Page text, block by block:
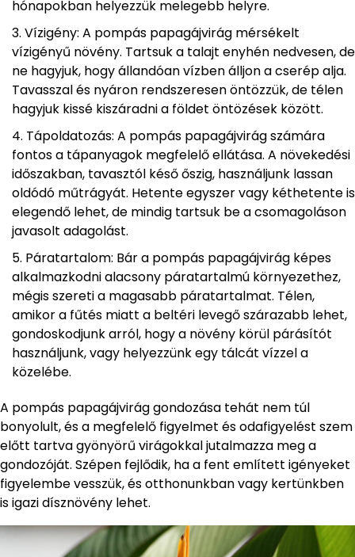
hónapokban helyezzük melegebb helyre.
Vízigény: A pompás papagájvirág mérsékelt
vízigényű növény. Tartsuk a talajt enyhén nedvesen, de
ne hagyjuk, hogy állandóan vízben álljon a cserép alja.
Tavasszal és nyáron rendszeresen öntözzük, de télen
hagyjuk kissé kiszáradni a földet öntözések között.
Tápoldatozás: A pompás papagájvirág számára
fontos a tápanyagok megfelelő ellátása. A növekedési
időszakban, tavasztól késő őszig, használjunk lassan
oldódó műtrágyát. Hetente egyszer vagy kéthetente is
elegendő lehet, de mindig tartsuk be a csomagoláson
javasolt adagolást.
Páratartalom: Bár a pompás papagájvirág képes
alkalmazkodni alacsony páratartalmú környezethez,
mégis szereti a magasabb páratartalmat. Télen,
amikor a fűtés miatt a beltéri levegő szárazabb lehet,
gondoskodjunk arról, hogy a növény körül párásítót
használjunk, vagy helyezzünk egy tálcát vízzel a
közelébe.
A pompás papagájvirág gondozása tehát nem túl
bonyolult, és a megfelelő figyelmet és odafigyelést szem
előtt tartva gyönyörű virágokkal jutalmazza meg a
gondozóját. Szépen fejlődik, ha a fent említett igényeket
figyelembe vesszük, és otthonunkban vagy kertünkben
is igazi dísznövény lehet.